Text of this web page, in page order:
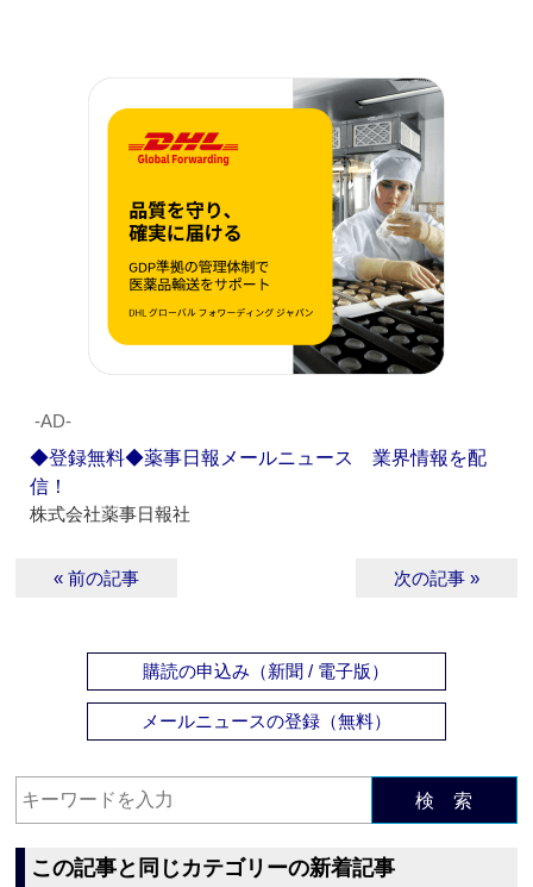
‐AD‐
◆登録無料◆薬事日報メールニュース 業界情報を配
信！
株式会社薬事日報社
« 前の記事 次の記事 »
購読の申込み（新聞 / 電子版）
メールニュースの登録（無料）
検 索
この記事と同じカテゴリーの新着記事